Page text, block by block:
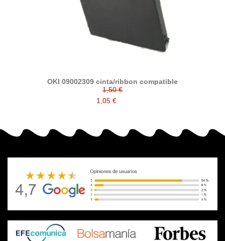
OKI 09002309 cinta/ribbon compatible
1,50 €
1,05 €